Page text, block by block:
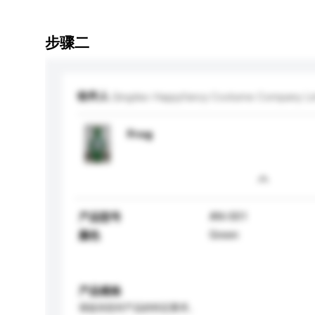
步骤二
收件人 Qingdao Happyfancy Costume Company
Frog
产品型号
AN-001
颜色
Green
产品规格